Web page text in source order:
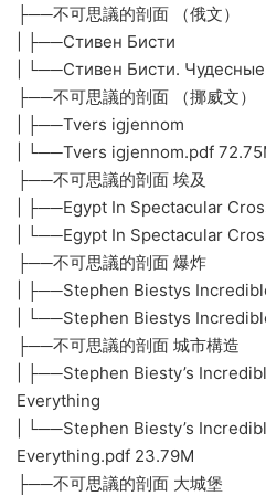
├──不可思議的剖面 （俄文）
| ├──Стивен Бисти
| └──Стивен Бисти.
├──不可思議的剖面 （挪威文）
| ├──Tvers igjennom
| └──Tvers igjennom.pdf
├──不可思議的剖面 埃及
| ├──Egypt In Spectacular
| └──Egypt In Spectacular
├──不可思議的剖面 爆炸
| ├──Stephen Biestys
| └──Stephen Biestys
├──不可思議的剖面 城市構造
| ├──Stephen Biesty’s
Everything
| └──Stephen Biesty’s
Everything.pdf 23.79M
├──不可思議的剖面 大城堡